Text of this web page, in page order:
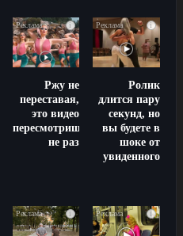
i
Ржу не
переставая,
это видео
пересмотришь
не раз
i
Ролик
длится пару
секунд, но
вы будете в
шоке от
увиденного
i i